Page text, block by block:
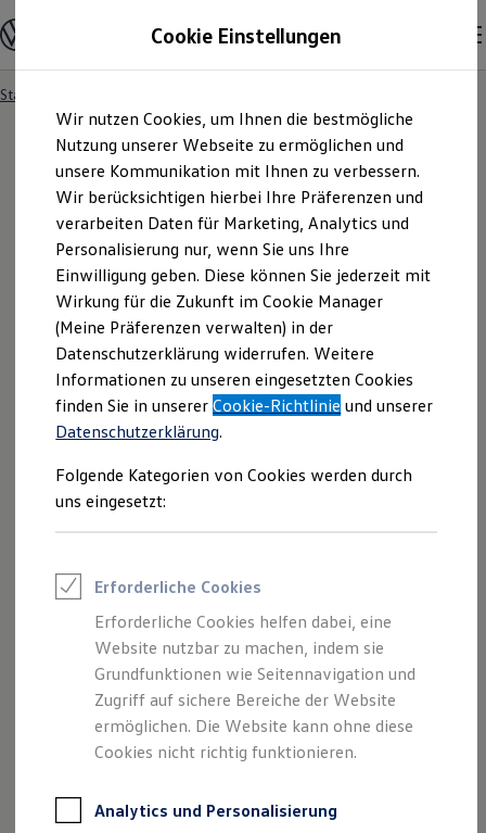
Hauptinhalt
springen
Footer
springen
Modelle & Konfigurator
Nutzfahrzeugkategorien entdecken
Modelle konfigurieren
Vorgängermodelle und Oldtimer
Vorgängermodelle
Oldtimer
Bulli Historie
Branchenlösungen & Gewerbekunden
Umbaulösungen und Hersteller finden
Auf- und Umbauten entdecken & konfigurieren
Groß- und Sonderkunden
Großkunden
Kommunen & Behörden
Journalisten
Sportvereine
Branchenlösungen
Bau & Handwerk
Gewerbliche Personenbeförderung
Service & mobile Werkstätten
Kurier, Logistik & Handel
Feuerwehr
Rettungsdienste
ONE Business ID Vorteile
Fahrzeugsuche & Marktplatz
Digitaler Marktplatz
Kauf & Finanzierung
Online-Fahrzeugbewertung
Aktionen & Angebote
E-Auto-Förderung
Für Privatkunden
Für Gewerbekunden
Profi Paket
TopDeal
Zertifizierte Gebrauchtwagen
Startseite
IhreSuchergebnisse
Fragen rund um den Online-
Kauf
Wo finde ich Fahrzeuge, die für
sind?
Welche Vorteile habe ich beim
Online-Kauf?
Warum sind nicht alle
Volkswagen Nutzfahrzeuge
Partner und deren Fahrzeuge
verfügbar?
besichtigen?
Cookie Einstellungen
Wir nutzen Cookies, um Ihnen die bestmögliche
Nutzung unserer Webseite zu ermöglichen und
unsere Kommunikation mit Ihnen zu verbessern.
Wir berücksichtigen hierbei Ihre Präferenzen und
verarbeiten Daten für Marketing, Analytics und
Personalisierung nur, wenn Sie uns Ihre
Einwilligung geben. Diese können Sie jederzeit mit
Wirkung für die Zukunft im Cookie Manager
(Meine Präferenzen verwalten) in der
Datenschutzerklärung widerrufen. Weitere
Informationen zu unseren eingesetzten Cookies
finden Sie in unsererCookie-Richtlinie und unserer
Datenschutzerklärung.
Folgende Kategorien von Cookies werden durch
uns eingesetzt:
Erforderliche Cookies
Erforderliche Cookies helfen dabei, eine
Website nutzbar zu machen, indem sie
Grundfunktionen wie Seitennavigation und
Zugriff auf sichere Bereiche der Website
ermöglichen. Die Website kann ohne diese
Cookies nicht richtig funktionieren.
Analytics und Personalisierung